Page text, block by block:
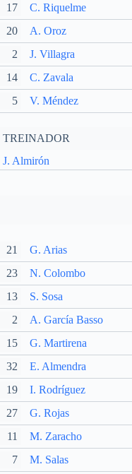
17
C. Riquelme
20
A. Oroz
2
J. Villagra
14
C. Zavala
5
V. Méndez
TREINADOR
J. Almirón
21 G. Arias
23 N. Colombo
13 S. Sosa
2 A. García Basso
15 G. Martirena
32 E. Almendra
19 I. Rodríguez
27 G. Rojas
11 M. Zaracho
7 M. Salas